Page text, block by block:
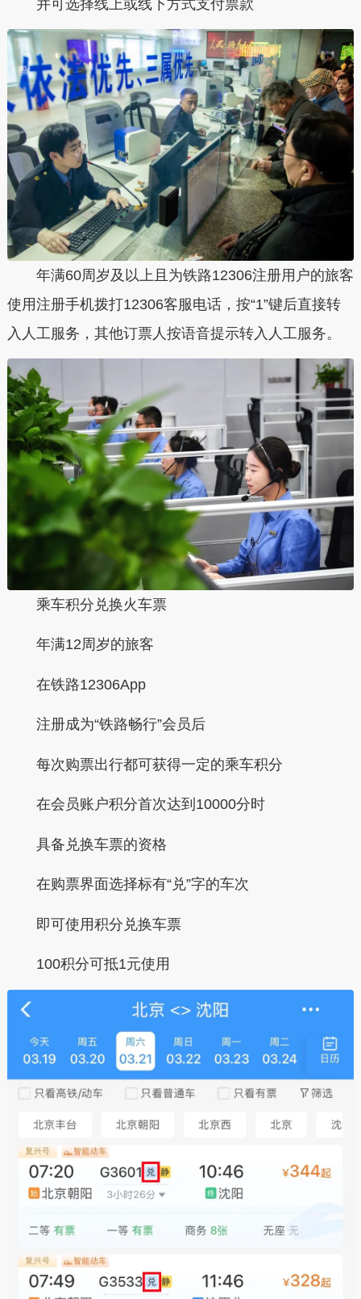
并可选择线上或线下方式支付票款
年满60周岁及以上且为铁路12306注册用户的旅客
使用注册手机拨打12306客服电话，按“1”键后直接转
入人工服务，其他订票人按语音提示转入人工服务。
乘车积分兑换火车票
年满12周岁的旅客
在铁路12306App
注册成为“铁路畅行”会员后
每次购票出行都可获得一定的乘车积分
在会员账户积分首次达到10000分时
具备兑换车票的资格
在购票界面选择标有“兑”字的车次
即可使用积分兑换车票
100积分可抵1元使用